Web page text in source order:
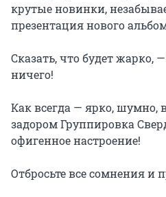
крутые новинки,
презентация нового
Сказать, что будет жарко,
ничего!
Как всегда — ярко, шумно,
задором Группировка
офигенное настроение!
Отбросьте все сомнения и